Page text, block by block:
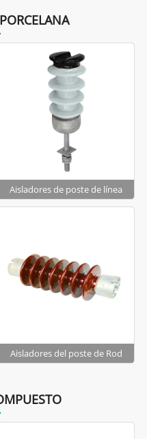
Aisladores de poste de línea
Aisladores del poste de Rod